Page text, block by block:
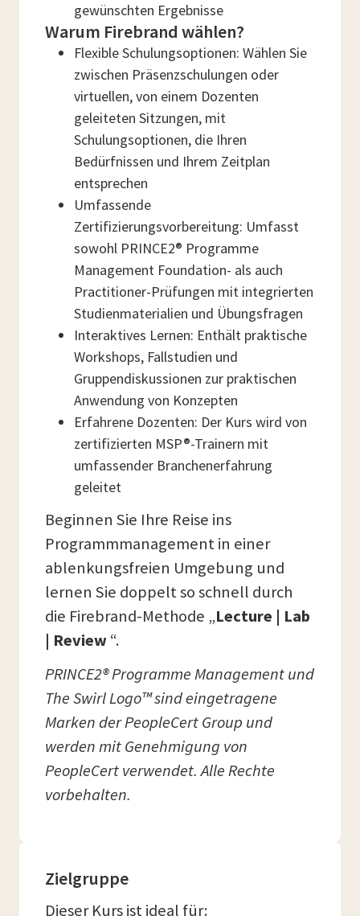
gewünschten Ergebnisse
Warum Firebrand wählen?
Flexible Schulungsoptionen: Wählen Sie
zwischen Präsenzschulungen oder
virtuellen, von einem Dozenten
geleiteten Sitzungen, mit
Schulungsoptionen, die Ihren
Bedürfnissen und Ihrem Zeitplan
entsprechen
Umfassende
Zertifizierungsvorbereitung: Umfasst
sowohl PRINCE2® Programme
Management Foundation- als auch
Practitioner-Prüfungen mit integrierten
Studienmaterialien und Übungsfragen
Interaktives Lernen: Enthält praktische
Workshops, Fallstudien und
Gruppendiskussionen zur praktischen
Anwendung von Konzepten
Erfahrene Dozenten: Der Kurs wird von
zertifizierten MSP®-Trainern mit
umfassender Branchenerfahrung
geleitet
Beginnen Sie Ihre Reise ins
Programmmanagement in einer
ablenkungsfreien Umgebung und
lernen Sie doppelt so schnell durch
die Firebrand-Methode „Lecture | Lab
| Review “.
PRINCE2® Programme Management und
The Swirl Logo™ sind eingetragene
Marken der PeopleCert Group und
werden mit Genehmigung von
PeopleCert verwendet. Alle Rechte
vorbehalten.
Zielgruppe
Dieser Kurs ist ideal für: